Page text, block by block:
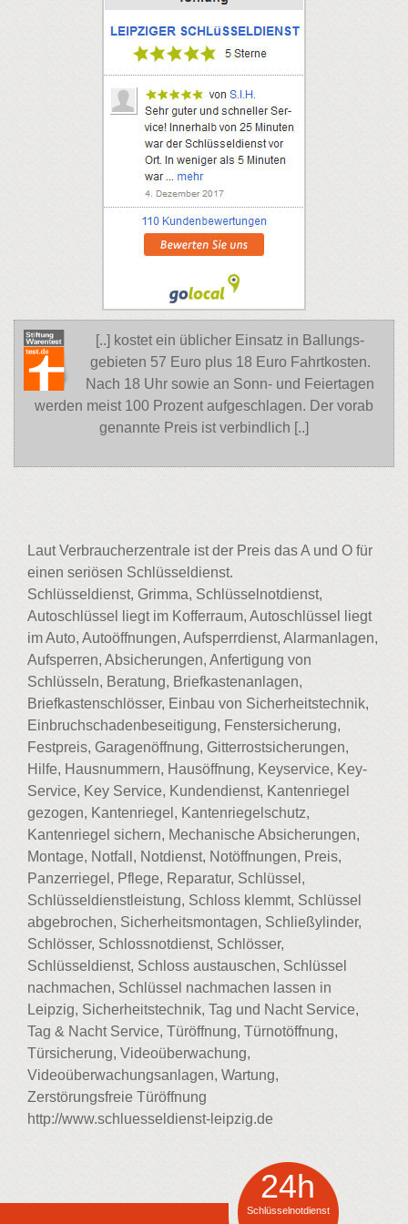
[..] kostet ein üblicher Einsatz in Ballungs-
gebieten 57 Euro plus 18 Euro Fahrtkosten.
Nach 18 Uhr sowie an Sonn- und Feiertagen
werden meist 100 Prozent aufgeschlagen. Der vorab
genannte Preis ist verbindlich [..]
Laut Verbraucherzentrale ist der Preis das A und O für
einen seriösen Schlüsseldienst.
Schlüsseldienst, Grimma, Schlüsselnotdienst,
Autoschlüssel liegt im Kofferraum, Autoschlüssel liegt
im Auto, Autoöffnungen, Aufsperrdienst, Alarmanlagen,
Aufsperren, Absicherungen, Anfertigung von
Schlüsseln, Beratung, Briefkastenanlagen,
Briefkastenschlösser, Einbau von Sicherheitstechnik,
Einbruchschadenbeseitigung, Fenstersicherung,
Festpreis, Garagenöffnung, Gitterrostsicherungen,
Hilfe, Hausnummern, Hausöffnung, Keyservice, Key-
Service, Key Service, Kundendienst, Kantenriegel
gezogen, Kantenriegel, Kantenriegelschutz,
Kantenriegel sichern, Mechanische Absicherungen,
Montage, Notfall, Notdienst, Notöffnungen, Preis,
Panzerriegel, Pflege, Reparatur, Schlüssel,
Schlüsseldienstleistung, Schloss klemmt, Schlüssel
abgebrochen, Sicherheitsmontagen, Schließylinder,
Schlösser, Schlossnotdienst, Schlösser,
Schlüsseldienst, Schloss austauschen, Schlüssel
nachmachen, Schlüssel nachmachen lassen in
Leipzig, Sicherheitstechnik, Tag und Nacht Service,
Tag & Nacht Service, Türöffnung, Türnotöffnung,
Türsicherung, Videoüberwachung,
Videoüberwachungsanlagen, Wartung,
Zerstörungsfreie Türöffnung
http://www.schluesseldienst-leipzig.de
24h
Schlüsselnotdienst